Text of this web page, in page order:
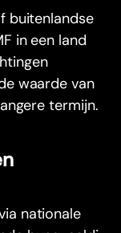
buitenlandse
in een land
waarde van
termijn.
nationale